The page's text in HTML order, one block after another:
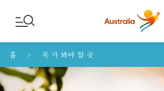
콘텐트로 건너뛰기
꼬리말 내비게이션으로 건너뛰기
홈 꼭 가 봐야 할 곳